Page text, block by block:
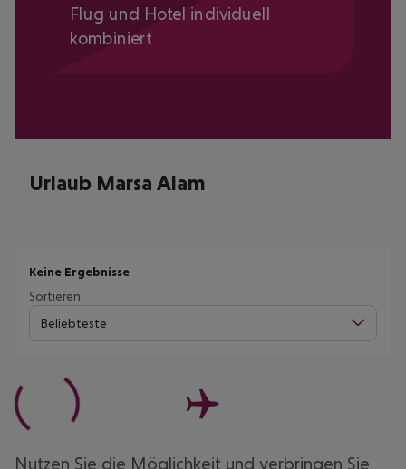
Flug und Hotel individuell
kombiniert
Urlaub Marsa Alam
Keine Ergebnisse
Sortieren:
Beliebteste
Nutzen Sie die Möglichkeit und verbringen Sie